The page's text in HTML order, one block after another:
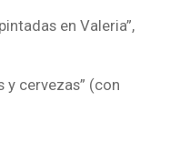
en Valeria”,
y cervezas” (con